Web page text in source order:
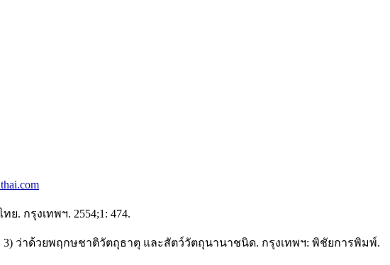
กรุงเทพฯ. 2554;1: 474.
ว่าด้วยพฤกษชาติวัตถุธาตุ และสัตว์วัตถุนานาชนิด. กรุงเทพฯ: พิชัยการพิมพ์.